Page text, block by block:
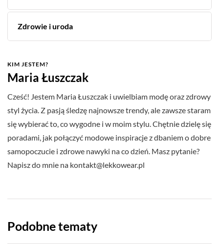
Zdrowie i uroda
KIM JESTEM?
Maria Łuszczak
Cześć! Jestem Maria Łuszczak i uwielbiam modę oraz zdrowy
styl życia. Z pasją śledzę najnowsze trendy, ale zawsze staram
się wybierać to, co wygodne i w moim stylu. Chętnie dzielę się
poradami, jak połączyć modowe inspiracje z dbaniem o dobre
samopoczucie i zdrowe nawyki na co dzień. Masz pytanie?
Napisz do mnie na kontakt@lekkowear.pl
Podobne tematy